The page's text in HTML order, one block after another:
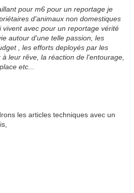
pour m6 pour un reportage je
d'animaux non domestiques
avec pour un reportage vérité
autour d'une telle passion, les
, les efforts deployés par les
leur rêve, la réaction de l'entourage,
etc...
les articles techniques avec un